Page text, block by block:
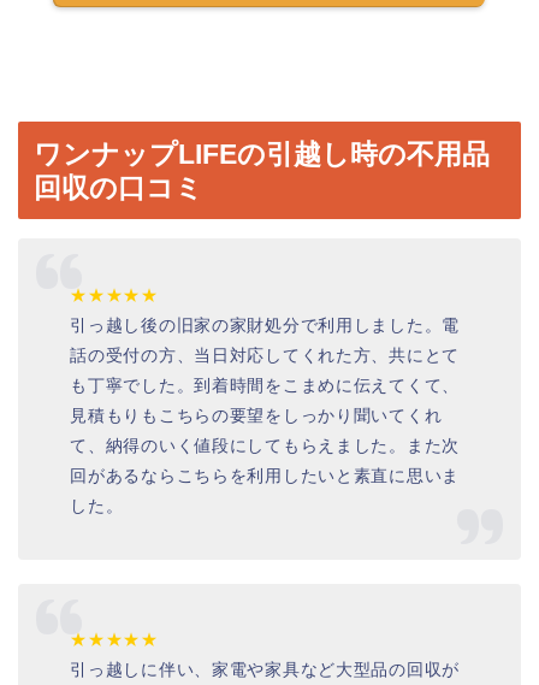
ワンナップLIFEの引越し時の不用品
回収の口コミ
★★★★★
引っ越し後の旧家の家財処分で利用しました。電
話の受付の方、当日対応してくれた方、共にとて
も丁寧でした。到着時間をこまめに伝えてくて、
見積もりもこちらの要望をしっかり聞いてくれ
て、納得のいく値段にしてもらえました。また次
回があるならこちらを利用したいと素直に思いま
した。
★★★★★
引っ越しに伴い、家電や家具など大型品の回収が